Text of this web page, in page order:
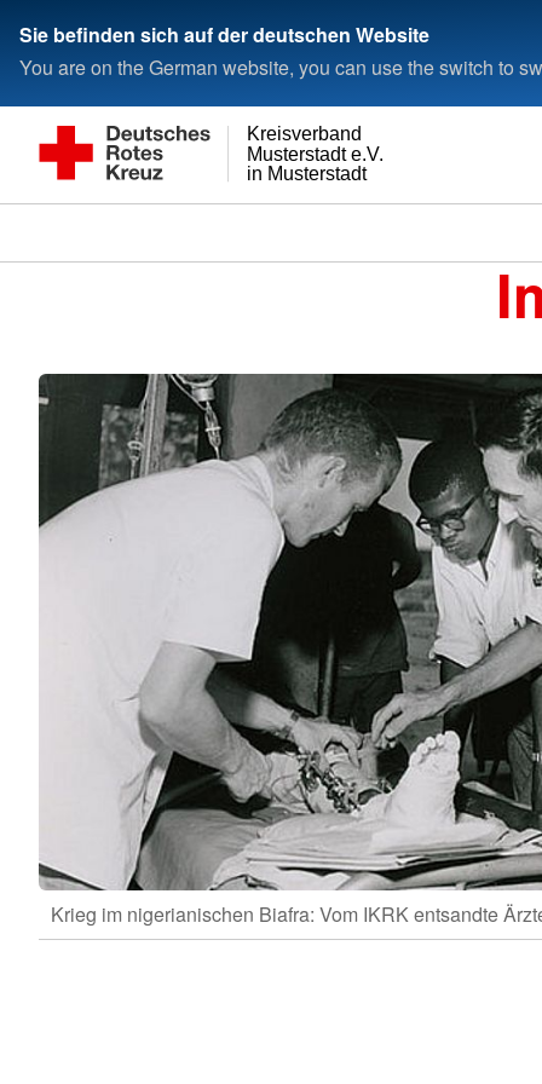
Sie befinden sich auf der deutschen Website
You are on the German website, you can use the switch to
in Musterstadt
Musterstadt e.V.
Kreisverband
Krieg im nigerianischen Biafra: Vom IKRK entsandte